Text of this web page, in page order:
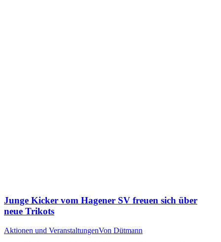
Junge Kicker vom Hagener SV freuen sich über
neue Trikots
Aktionen und VeranstaltungenVon Dütmann